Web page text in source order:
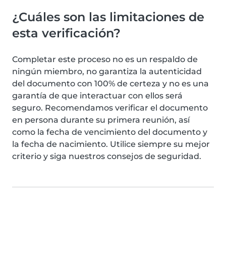
¿Cuáles son las limitaciones de
esta verificación?
Completar este proceso no es un respaldo de
ningún miembro, no garantiza la autenticidad
del documento con 100% de certeza y no es una
garantía de que interactuar con ellos será
seguro. Recomendamos verificar el documento
en persona durante su primera reunión, así
como la fecha de vencimiento del documento y
la fecha de nacimiento. Utilice siempre su mejor
criterio y siga nuestros consejos de seguridad.